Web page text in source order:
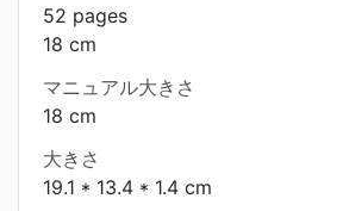
52 pages
18 cm
マニュアル大きさ
18 cm
大きさ
19.1 * 13.4 * 1.4 cm